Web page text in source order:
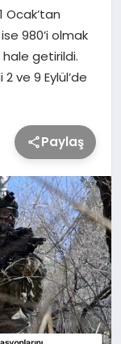
980’i olmak
getirildi.
ve 9 Eylül’de
Paylaş